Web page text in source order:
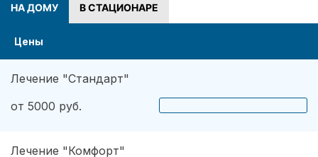
НА ДОМУ В СТАЦИОНАРЕ
Цены
Лечение "Стандарт"
от 5000 руб.
Лечение "Комфорт"